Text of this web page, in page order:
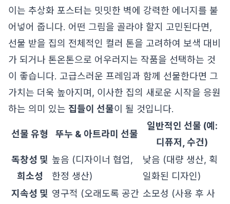
이는 추상화 포스터는 밋밋한 벽에 강력한 에너지를 불
어넣어 줍니다. 어떤 그림을 골라야 할지 고민된다면,
선물 받을 집의 전체적인 컬러 톤을 고려하여 보색 대비
가 되거나 톤온톤으로 어우러지는 작품을 선택하는 것
이 좋습니다. 고급스러운 프레임과 함께 선물한다면 그
가치는 더욱 높아지며, 이사한 집의 새로운 시작을 응원
하는 의미 있는 집들이 선물이 될 것입니다.
선물 유형 뚜누 & 아트라미 선물
일반적인 선물 (예:
디퓨저, 수건)
독창성 및
희소성
높음 (디자이너 협업,
한정 생산)
낮음 (대량 생산, 획
일화된 디자인)
지속성 및 영구적 (오래도록 공간 소모성 (사용 후 사